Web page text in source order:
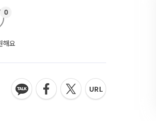
해요
0